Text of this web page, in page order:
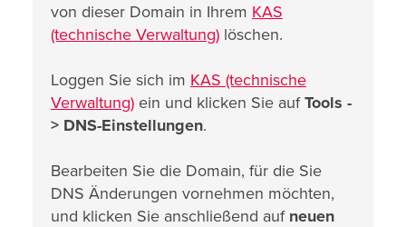
von dieser Domain in Ihrem KAS
(technische Verwaltung) löschen.
Loggen Sie sich im KAS (technische
Verwaltung) ein und klicken Sie aufTools -
> DNS-Einstellungen.
Bearbeiten Sie die Domain, für die Sie
DNS Änderungen vornehmen möchten,
und klicken Sie anschließend auf neuen